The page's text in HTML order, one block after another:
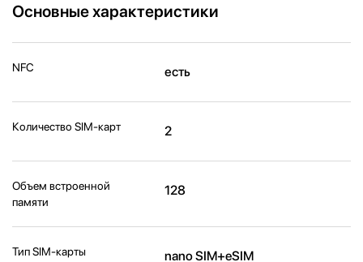
Основные характеристики
NFC есть
Количество SIM-карт 2
Объем встроенной
памяти
128
Тип SIM-карты nano SIM+eSIM